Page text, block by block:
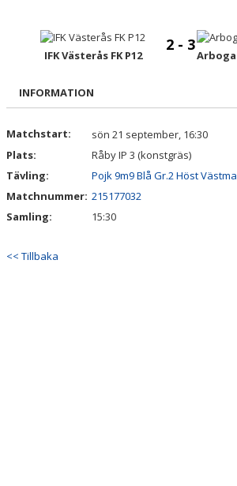
BILDGALLERI
DOKUMENT
MATCHER
FOTBOLLSLEKIS 2026
WEBSHOP
NY I IFK VÄSTERÅS FK
IFK Västerås FK P12
2 - 3
Arboga
INFORMATION
Matchstart:
sön 21 september, 16:30
Plats:
Råby IP 3 (konstgräs)
Tävling:
Pojk 9m9 Blå Gr.2 Höst
Matchnummer: 215177032
Samling:
15:30
<< Tillbaka